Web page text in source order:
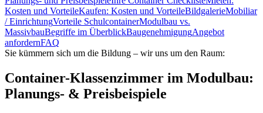
Kosten und VorteileKaufen: Kosten und VorteileBildgalerieMobiliar
/ EinrichtungVorteile SchulcontainerModulbau vs.
MassivbauBegriffe im ÜberblickBaugenehmigungAngebot
anfordernFAQ
Sie kümmern sich um die Bildung – wir uns um den Raum:
Container-Klassenzimmer im Modulbau:
Planungs- & Preisbeispiele